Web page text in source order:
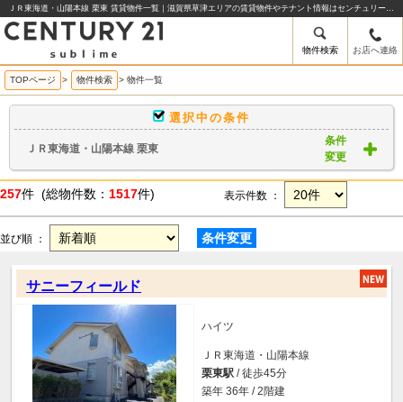
ＪＲ東海道・山陽本線 栗東 賃貸物件一覧｜滋賀県草津エリアの賃貸物件やテナント情報はセンチュリー21sublime
物件検索 お店へ連絡
TOPページ > 物件検索 > 物件一覧
選択中の条件
ＪＲ東海道・山陽本線 栗東
条件
変更
257件 (総物件数： 1517件) 表示件数 ：
並び順 ： 条件変更
サニーフィールド
ハイツ
ＪＲ東海道・山陽本線
栗東駅 / 徒歩45分
築年 36年 / 2階建